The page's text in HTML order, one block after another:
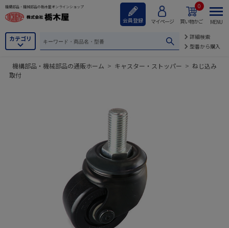
機構部品・機械部品の栃木屋オンラインショップ
会員登録 マイページ 買い物かご
0
カテゴリ
詳細検索
型番から購入
MENU
機構部品・機械部品の通販ホーム > キャスター・ストッパー > ねじ込み
取付